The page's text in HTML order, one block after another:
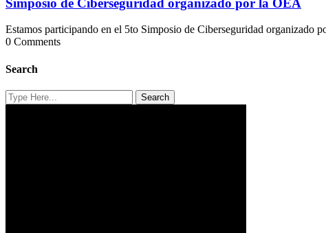
Simposio de Ciberseguridad organizado por la OEA
Estamos participando en el 5to Simposio de Ciberseguridad organizado
0 Comments
Search